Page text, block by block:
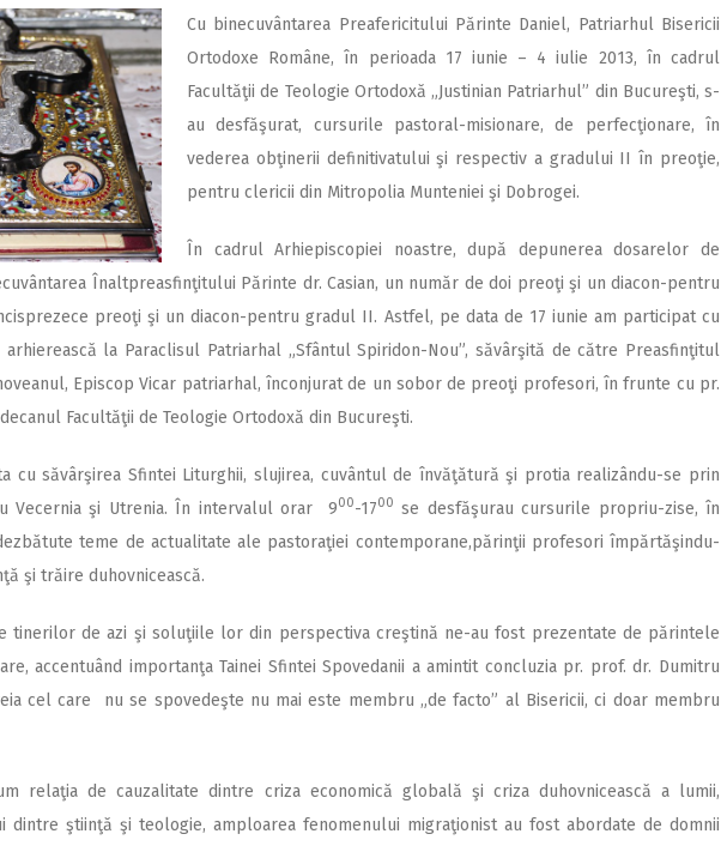
Cu binecuvântarea Preafericitului Părinte Daniel, Patriarhul Bisericii
Ortodoxe Române, în perioada 17 iunie – 4 iulie 2013, în cadrul
Facultăţii de Teologie Ortodoxă „Justinian Patriarhul” din Bucureşti, s-
au desfăşurat, cursurile pastoral-misionare, de perfecţionare, în
vederea obţinerii definitivatului şi respectiv a gradului II în preoţie,
pentru clericii din Mitropolia Munteniei şi Dobrogei.
În cadrul Arhiepiscopiei noastre, după depunerea dosarelor de
Înaltpreasfinţitului Părinte dr. Casian, un număr de doi preoţi şi un diacon-pentru
preoţi şi un diacon-pentru gradul II. Astfel, pe data de 17 iunie am participat cu
la Paraclisul Patriarhal „Sfântul Spiridon-Nou”, săvârşită de către Preasfinţitul
Episcop Vicar patriarhal, înconjurat de un sobor de preoţi profesori, în frunte cu pr.
Facultăţii de Teologie Ortodoxă din Bucureşti.
cu săvârşirea Sfintei Liturghii, slujirea, cuvântul de învăţătură şi protia realizându-se prin
Vecernia şi Utrenia. În intervalul orar 900-1700 se desfăşurau cursurile propriu-zise, în
teme de actualitate ale pastoraţiei contemporane,părinţii profesori împărtăşindu-
şi trăire duhovnicească.
tinerilor de azi şi soluţiile lor din perspectiva creştină ne-au fost prezentate de părintele
accentuând importanţa Tainei Sfintei Spovedanii a amintit concluzia pr. prof. dr. Dumitru
cel care nu se spovedeşte nu mai este membru „de facto” al Bisericii, ci doar membru
relaţia de cauzalitate dintre criza economică globală şi criza duhovnicească a lumii,
dintre ştiinţă şi teologie, amploarea fenomenului migraţionist au fost abordate de domnii